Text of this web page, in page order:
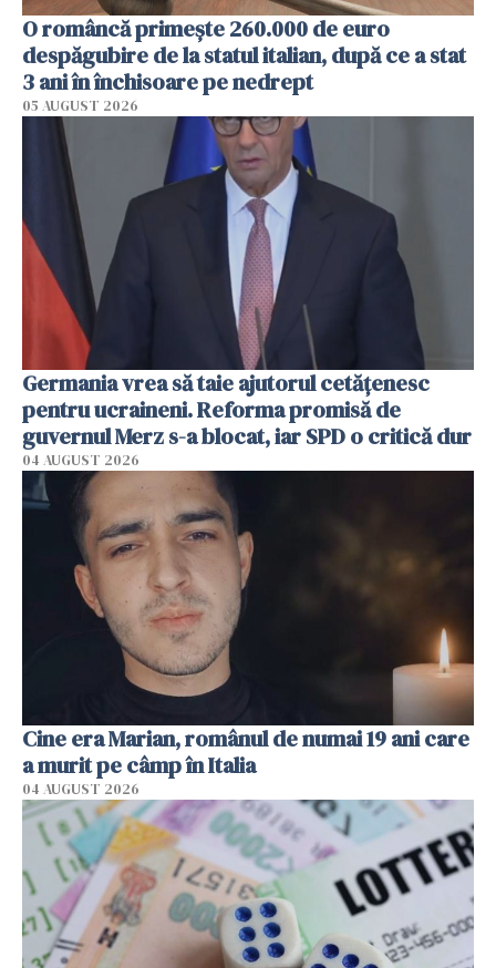
O româncă primește 260.000 de euro
despăgubire de la statul italian, după ce a stat
3 ani în închisoare pe nedrept
05 AUGUST 2026
Germania vrea să taie ajutorul cetățenesc
pentru ucraineni. Reforma promisă de
guvernul Merz s-a blocat, iar SPD o critică dur
04 AUGUST 2026
Cine era Marian, românul de numai 19 ani care
a murit pe câmp în Italia
04 AUGUST 2026